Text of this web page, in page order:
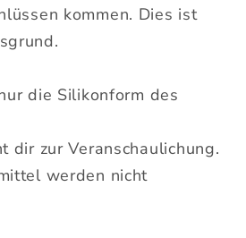
kommen. Dies ist
die Silikonform des
dir zur Veranschaulichung.
werden nicht